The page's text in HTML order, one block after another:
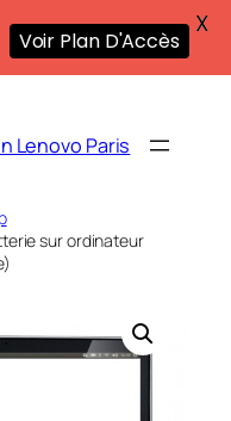
Lenovo Paris
sur ordinateur
Voir Plan D'Accès
X